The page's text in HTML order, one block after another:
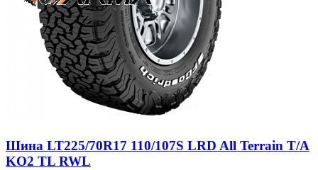
Шина LT225/70R17 110/107S LRD All Terrain T/A
KO2 TL RWL